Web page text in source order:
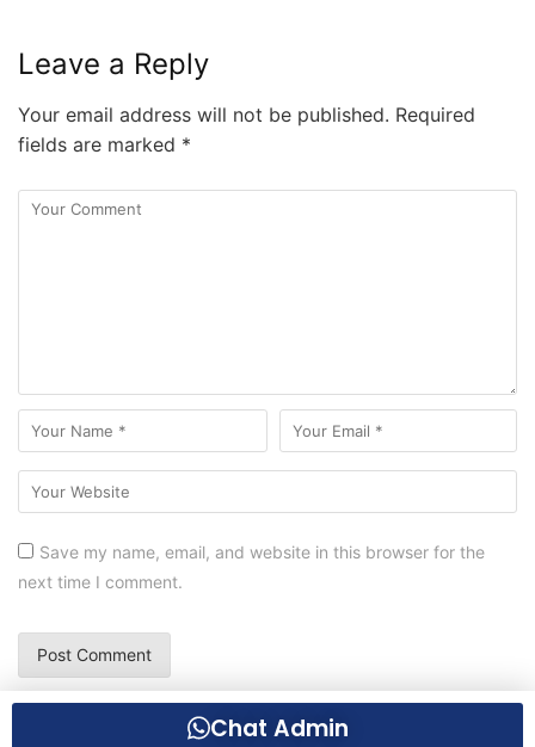
Leave a Reply
Your email address will not be published. Required
fields are marked *
Save my name, email, and website in this browser for the
next time I comment.
Chat Admin